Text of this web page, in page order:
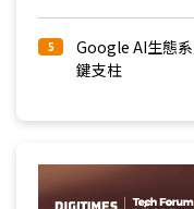
5
Google AI生態
鍵支柱